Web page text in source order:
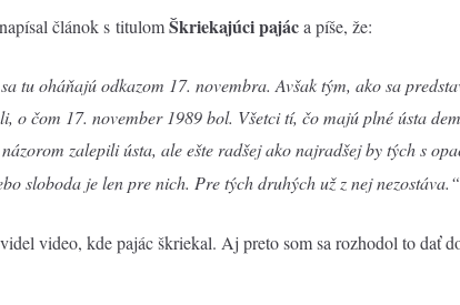
článok s titulomŠkriekajúci pajáca píše, že:
tu oháňajú odkazom 17. novembra. Avšak tým, ako sa
o čom 17. november 1989 bol. Všetci tí, čo majú plné ústa
zalepili ústa, ale ešte radšej ako najradšej by tých s
sloboda je len pre nich. Pre tých druhých už z nej nezostáva.“
video, kde pajác škriekal. Aj preto som sa rozhodol to dať